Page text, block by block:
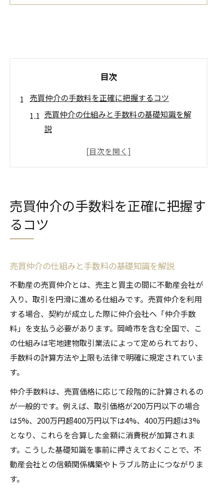
目次
売買仲介の手数料を正確に把握するコツ
売買仲介の仕組みと手数料の基礎知識を解
説
売買仲介で発生する主な手数料項目とその
不動産売買仲介でのトラブル回避のための
注意事項
岡崎市の売買仲介で損しない資金計画術
売買仲介手数料を資金計画に組み込む重要
性
物件価格別の売買仲介の手数料目安と準備
方法
岡崎市で賢く売買仲介を活用するための資
金戦略
紹介
資金不足を防ぐ売買仲介の支払いスケジュ
ール例
仲介手数料の計算方法と上限額を徹底解説
売買仲介における基本的な手数料計算式を
売買仲介の手数料を正確に把握す
るコツ
売買仲介の仕組みと手数料の基礎知識を解説
不動産の売買仲介とは、売主と買主の間に不動産会社が
入り、取引を円滑に進める仕組みです。売買仲介を利用
する場合、契約が成立した際に仲介会社へ「仲介手数
料」を支払う必要があります。岡崎市を含む全国で、こ
の仕組みは宅地建物取引業法によって定められており、
手数料の計算方法や上限も法律で明確に規定されていま
す。
仲介手数料は、売買価格に応じて段階的に計算されるの
が一般的です。例えば、取引価格が200万円以下の場合
は5%、200万円超400万円以下は4%、400万円超は3%
となり、これらを合算した金額に消費税が加算されま
す。こうした基礎知識を事前に押さえておくことで、不
動産会社との信頼関係構築やトラブル防止につながりま
す。